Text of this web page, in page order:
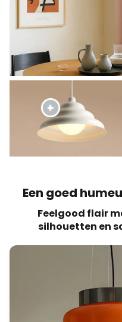
Een goed
Feelgood flair
silhouetten en